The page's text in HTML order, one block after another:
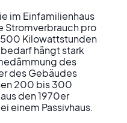
im Einfamilienhaus
Stromverbrauch pro
Kilowattstunden
hängt stark
des
des Gebäudes
200 bis 300
den 1970er
einem Passivhaus.